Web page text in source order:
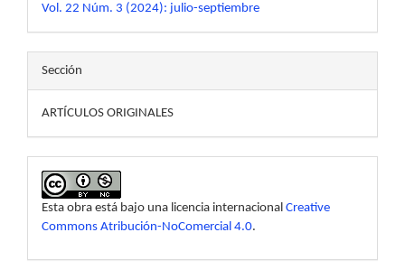
Vol. 22 Núm. 3 (2024): julio-septiembre
Sección
ARTÍCULOS ORIGINALES
Esta obra está bajo una licencia internacional Creative
Commons Atribución-NoComercial 4.0.